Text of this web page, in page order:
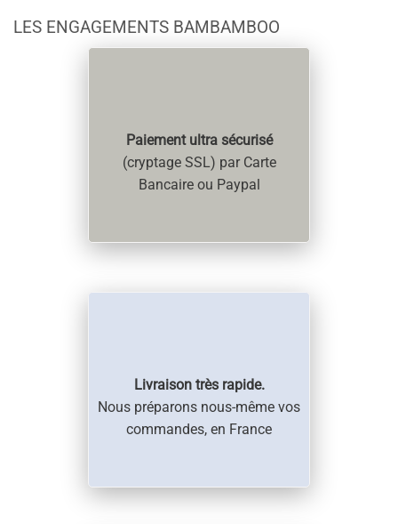
LES ENGAGEMENTS BAMBAMBOO
Paiement ultra sécurisé
(cryptage SSL) par Carte
Bancaire ou Paypal
Livraison très rapide.
Nous préparons nous-même vos
commandes, en France